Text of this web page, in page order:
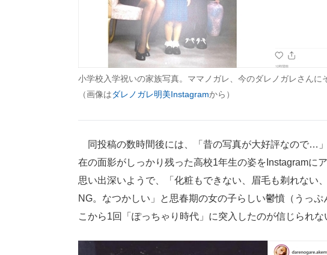
小学校入学祝いの家族写真。ママノガレ、今のダレノガレさんに
（画像はダレノガレ明美Instagramから）
同投稿の数時間後には、「昔の写真が大好評なので…
在の面影がしっかり残った高校1年生の姿をInstagramに
思い出深いようで、「化粧もできない、眉毛も剃れない
NG。なつかしい」と思春期の女の子らしい鬱憤（うっ
こから1回「ぽっちゃり時代」に突入したのが信じられな